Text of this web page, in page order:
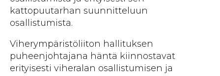
kattopuutarhan suunnitteluun
osallistumista.
Viherympäristöliiton hallituksen
puheenjohtajana häntä kiinnostavat
erityisesti viheralan osallistumisen ja